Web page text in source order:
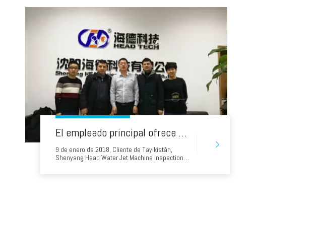
invitados canadienses explican el proceso de
instalación de jet de agua y mantienen
El empleado principal ofrece a los clientes una cálida recepción.
9 de enero de 2018, Cliente de Tayikistán,
Shenyang Head Water Jet Machine Inspection